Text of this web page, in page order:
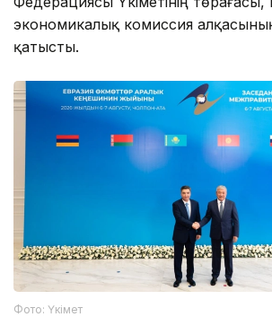
экономикалық комиссия
қатысты.
Фото: Үкімет